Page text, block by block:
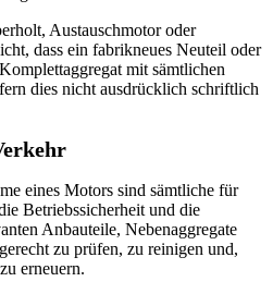
Austauschmotor oder
dass ein fabrikneues Neuteil oder
mit sämtlichen
dies nicht ausdrücklich schriftlich
eines Motors sind sämtliche für
Betriebssicherheit und die
Anbauteile, Nebenaggregate
zu prüfen, zu reinigen und,
erneuern.